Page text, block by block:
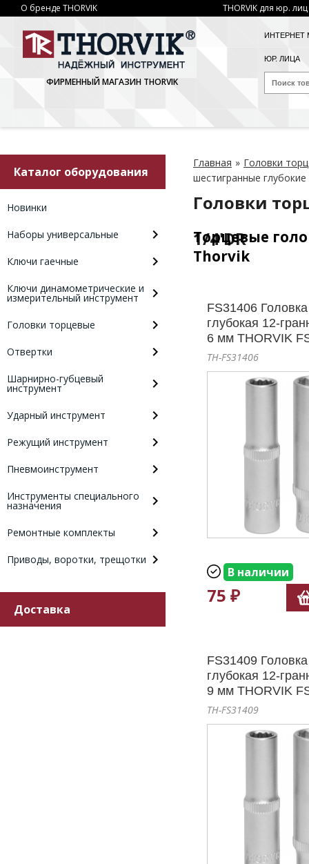
О бренде THORVIK THORVIK для юр. лиц
ФИРМЕННЫЙ МАГАЗИН THORVIK
ИНТЕРНЕТ
ЮР. ЛИЦА
Каталог оборудования
Новинки
Наборы универсальные
Ключи гаечные
Ключи динамометрические и
измерительный инструмент
Головки торцевые
Отвертки
Шарнирно-губцевый
инструмент
Ударный инструмент
Режущий инструмент
Пневмоинструмент
Инструменты специального
назначения
Ремонтные комплекты
Приводы, воротки, трещотки
Доставка
Главная » Головки
шестигранные
Головки
1/4'DR
Торцевые
Thorvik
FS31406
глубокая 12-
6 мм THORVIK
TH-FS31406
В наличии
75 ₽
FS31409
глубокая 12-
9 мм THORVIK
TH-FS31409